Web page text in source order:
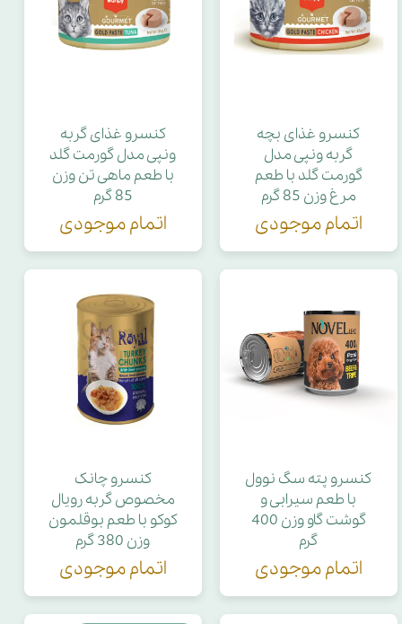
کنسرو غذای بچه
گربه ونپی مدل
گورمت گلد با طعم
مرغ وزن 85 گرم
اتمام موجودی
کنسرو غذای گربه
ونپی مدل گورمت گلد
با طعم ماهی تن وزن
85 گرم
اتمام موجودی
کنسرو پته سگ نوول
با طعم سیرابی و
گوشت گاو وزن 400
گرم
اتمام موجودی
کنسرو چانک
مخصوص گربه رویال
کوکو با طعم بوقلمون
وزن 380 گرم
اتمام موجودی